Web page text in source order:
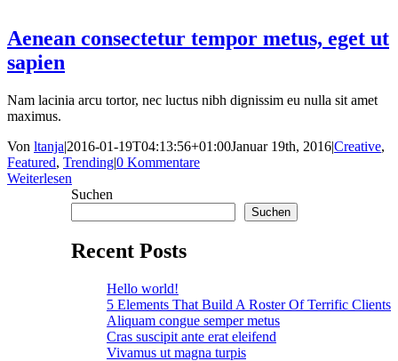
Aenean consectetur tempor metus, eget ut
sapien
Nam lacinia arcu tortor, nec luctus nibh dignissim eu nulla sit amet
maximus.
Von ltanja|2016-01-19T04:13:56+01:00Januar 19th, 2016|Creative,
Featured, Trending|0 Kommentare
Weiterlesen
Suchen
Suchen
Recent Posts
Hello world!
5 Elements That Build A Roster Of Terrific Clients
Aliquam congue semper metus
Cras suscipit ante erat eleifend
Vivamus ut magna turpis